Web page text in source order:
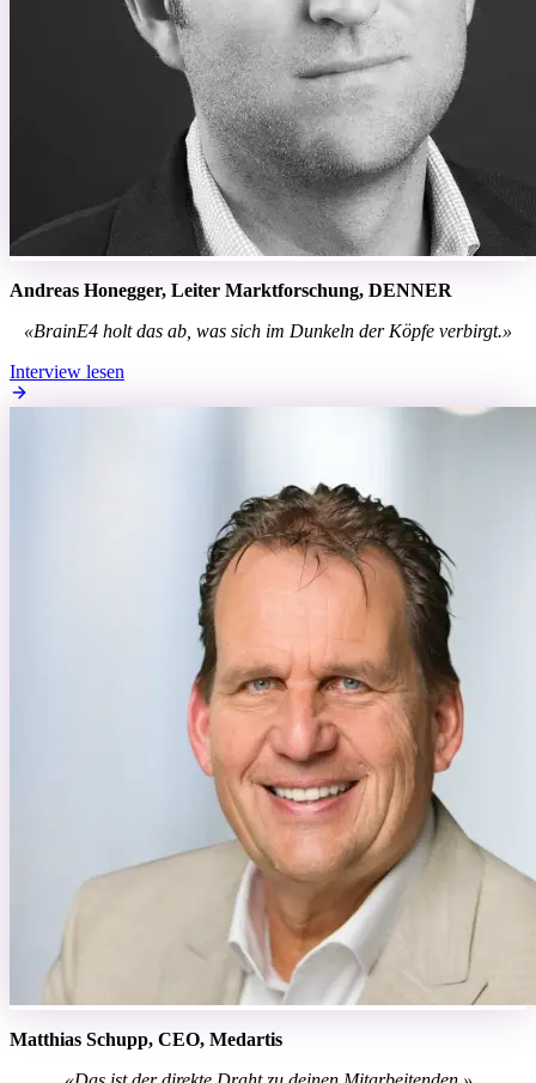
Andreas Honegger, Leiter Marktforschung, DENNER
«BrainE4 holt das ab, was sich im Dunkeln der Köpfe verbirgt.»
Interview lesen
Matthias Schupp, CEO, Medartis